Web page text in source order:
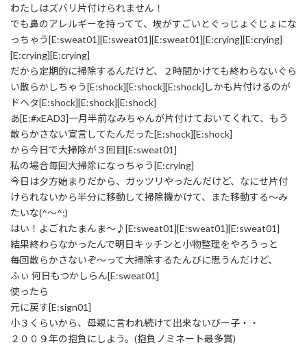
わたしはズバリ片付けられません！
でも鼻のアレルギーを持ってて、埃がすごいとぐっじょぐじょにな
っちゃう[E:sweat01][E:sweat01][E:sweat01][E:crying][E:crying]
[E:crying][E:crying]
だから定期的に掃除するんだけど、２時間かけても終わらないぐら
い散らかしちゃう[E:shock][E:shock][E:shock]しかも片付けるのが
ドヘタ[E:shock][E:shock][E:shock]
あ[E:#xEAD3]一月半前なみちゃんが片付けておいてくれて、もう
散らかさない宣言してたんだった[E:shock][E:shock]
から今日で大掃除が３回目[E:sweat01]
私の場合毎回大掃除になっちゃう[E:crying]
今日は夕方始まりだから、ガッツリやったんだけど、なにせ片付
けられないから半分に移動して掃除機かけて、また移動する～み
たいな(^～^;)
はい！よごれたまんま～♪[E:sweat01][E:sweat01][E:sweat01]
結果終わらなかったんで明日キッチンと小物整理をやろうっと
毎回散らかさないぞ～って大掃除するたんびに思うんだけど、
ふぃ 何日もつかしらん[E:sweat01]
使ったら
元に戻す[E:sign01]
小３くらいから、母親に言われ続けて出来ないびー子・・
２００９年の抱負にしよう。(抱負ノミネート最多賞)